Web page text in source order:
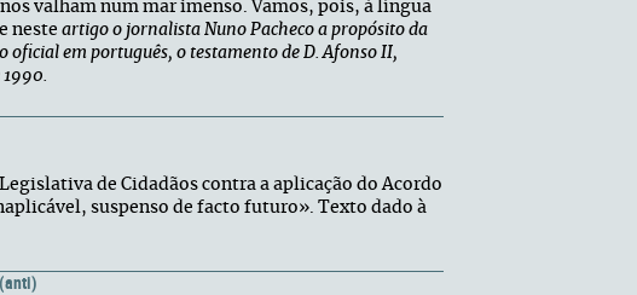
valham num mar imenso. Vamos, pois, à língua
neste artigo o jornalista Nuno Pacheco a propósito da
oficial em português, o testamento de D. Afonso II,
de Cidadãos contra a aplicação do Acordo
suspenso de facto futuro». Texto dado à